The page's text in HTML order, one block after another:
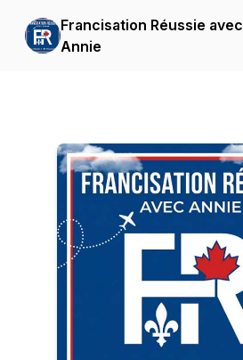
Francisation Réussie avec
Annie